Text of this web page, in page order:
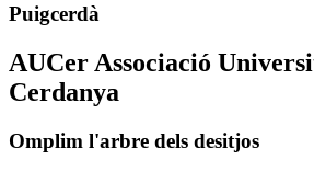
Puigcerdà
AUCer Associació
Cerdanya
Omplim l'arbre dels desitjos